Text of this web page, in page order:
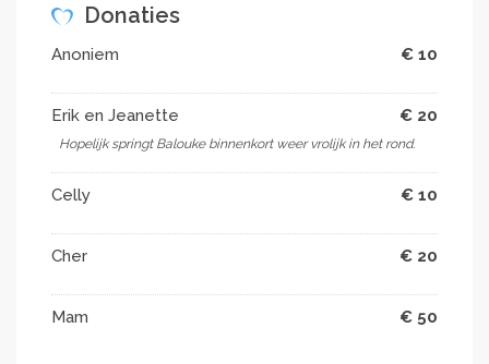
Donaties
Anoniem € 10
Erik en Jeanette € 20
Hopelijk springt Balouke binnenkort weer vrolijk in het rond.
Celly € 10
Cher € 20
Mam € 50